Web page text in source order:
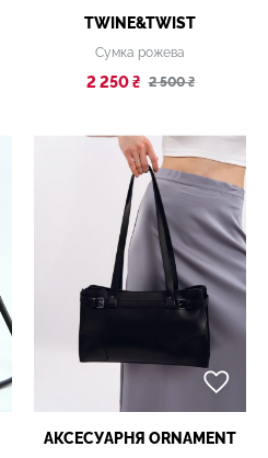
TWINE&TWIST
Сумка рожева
2 250 ₴ 2 500 ₴
АКСЕСУАРНЯ ОRNAMENT